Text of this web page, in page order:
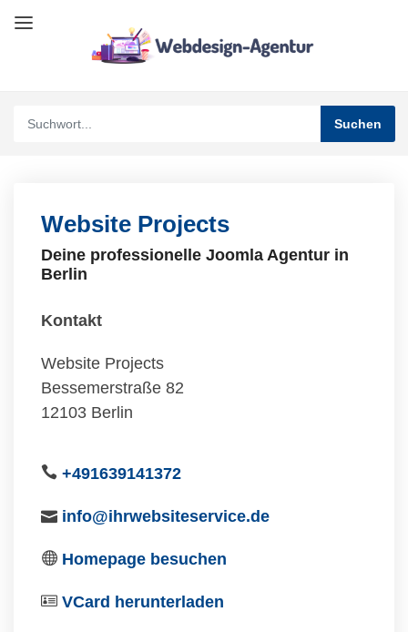
Website Projects
Deine professionelle Joomla Agentur in
Berlin
Kontakt
Website Projects
Bessemerstraße 82
12103 Berlin
+491639141372
info@ihrwebsiteservice.de
Homepage besuchen
VCard herunterladen